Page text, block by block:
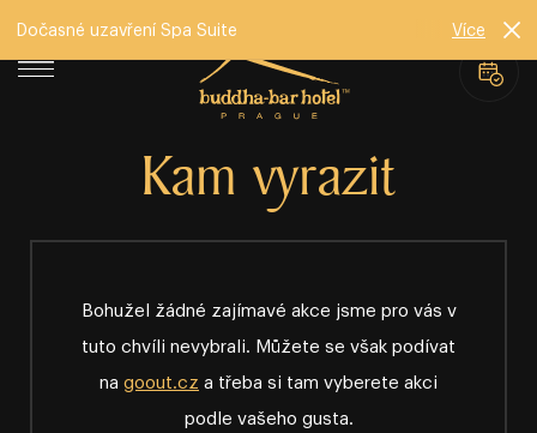
Kam vyrazit
Bohužel žádné zajímavé akce jsme pro vás v
tuto chvíli nevybrali. Můžete se však podívat
na goout.cz a třeba si tam vyberete akci
podle vašeho gusta.
Dočasné uzavření Spa Suite Více